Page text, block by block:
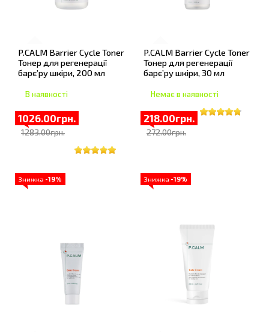
P.CALM Barrier Cycle Toner
Тонер для регенерації
барє’ру шкіри, 200 мл
В наявності
1026.00грн.
1283.00грн.
P.CALM Barrier Cycle Toner
Тонер для регенерації
барє’ру шкіри, 30 мл
Немає в наявності
218.00грн.
272.00грн.
Знижка -19% Знижка -19%